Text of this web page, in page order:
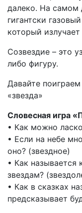
далеко. На самом
гигантски
который излучает
Созвездие – это
либо фигуру.
Давайте
«звезда»
Словесная игра
• Как можно
• Если на небе
оно? (звездное)
• Как называется
звездам?
• Как в сказках
предсказывает